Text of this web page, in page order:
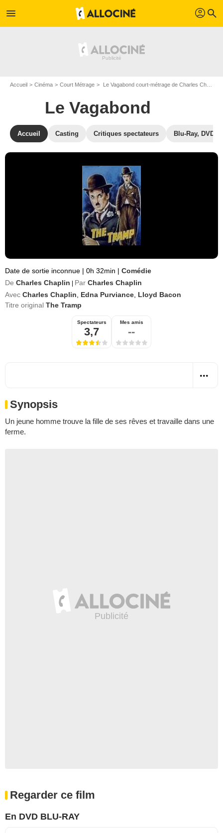
menu profil search
Accueil Cinéma Court Métrage Le Vagabond court-métrage de Charles Chaplin
Le Vagabond
Accueil Casting Critiques spectateurs Blu-Ray, DVD
Date de sortie inconnue | 0h 32min | Comédie
De Charles Chaplin Par Charles Chaplin
Avec Charles Chaplin Edna Purviance Lloyd Bacon
Titre original The Tramp
Spectateurs
3,7
Mes amis
--
Synopsis
Un jeune homme trouve la fille de ses rêves et travaille dans une
ferme.
Regarder ce film
En DVD BLU-RAY